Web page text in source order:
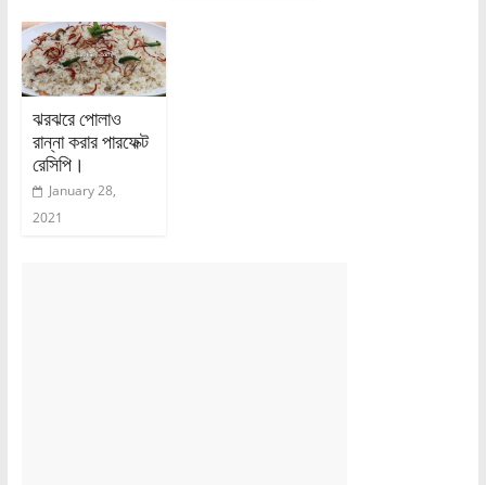
ঝরঝরে পোলাও
রান্না করার পারফেক্ট
রেসিপি।
January 28,
2021